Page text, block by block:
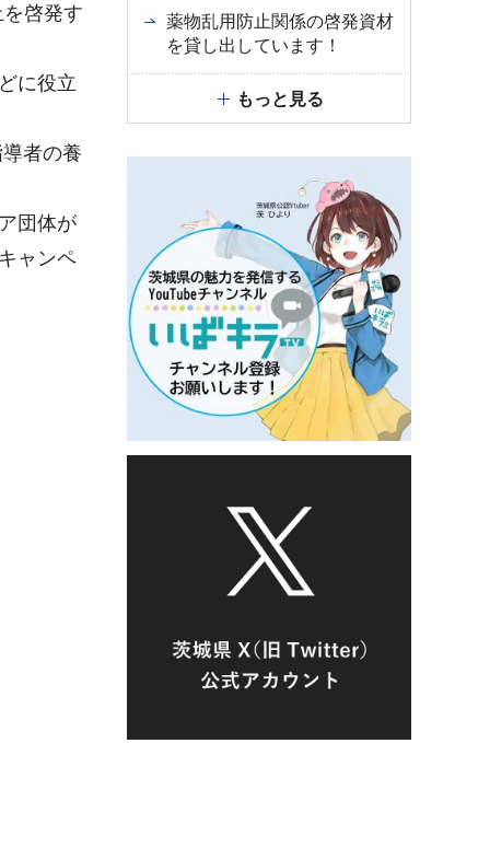
啓発す
に役立
者の養
団体が
ャンペ
薬物乱用防止関係の啓発資材
を貸し出しています！
もっと見る